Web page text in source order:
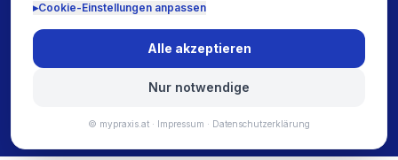
▸Cookie-Einstellungen anpassen
Alle akzeptieren
Nur notwendige
© mypraxis.at · Impressum · Datenschutzerklärung
Ein 30-Minuten-Erstgespräch mit Kevin. Kostenlos,
persönlich. Wir besprechen Ihre Zielgruppen (Familie /
Longevity / Expat / Senior:innen) und wie Ihre Website
ohne Premium-Inszenierung auskommt.